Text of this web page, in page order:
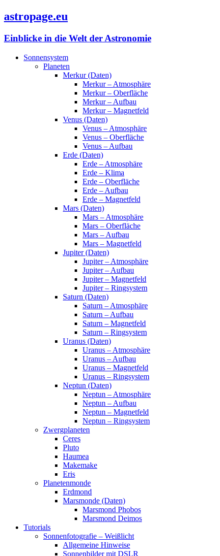
astropage.eu
Einblicke in die Welt der Astronomie
Sonnensystem
Planeten
Merkur (Daten)
Merkur – Atmosphäre
Merkur – Oberfläche
Merkur – Aufbau
Merkur – Magnetfeld
Venus (Daten)
Venus – Atmosphäre
Venus – Oberfläche
Venus – Aufbau
Erde (Daten)
Erde – Atmosphäre
Erde – Klima
Erde – Oberfläche
Erde – Aufbau
Erde – Magnetfeld
Mars (Daten)
Mars – Atmosphäre
Mars – Oberfläche
Mars – Aufbau
Mars – Magnetfeld
Jupiter (Daten)
Jupiter – Atmosphäre
Jupiter – Aufbau
Jupiter – Magnetfeld
Jupiter – Ringsystem
Saturn (Daten)
Saturn – Atmosphäre
Saturn – Aufbau
Saturn – Magnetfeld
Saturn – Ringsystem
Uranus (Daten)
Uranus – Atmosphäre
Uranus – Aufbau
Uranus – Magnetfeld
Uranus – Ringsystem
Neptun (Daten)
Neptun – Atmosphäre
Neptun – Aufbau
Neptun – Magnetfeld
Neptun – Ringsystem
Zwergplaneten
Ceres
Pluto
Haumea
Makemake
Eris
Planetenmonde
Erdmond
Marsmonde (Daten)
Marsmond Phobos
Marsmond Deimos
Tutorials
Sonnenfotografie – Weißlicht
Allgemeine Hinweise
Sonnenbilder mit DSLR